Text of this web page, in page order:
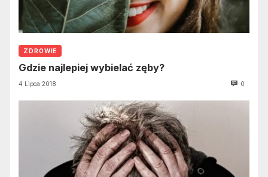
ZDROWIE
Gdzie najlepiej wybielać zęby?
4 Lipca 2018 0